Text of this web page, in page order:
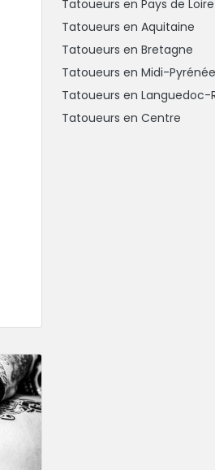
Tatoueurs en Pays de Loire
Tatoueurs en Aquitaine
Tatoueurs en Bretagne
Tatoueurs en Midi-
Tatoueurs en Languedoc-
Tatoueurs en Centre